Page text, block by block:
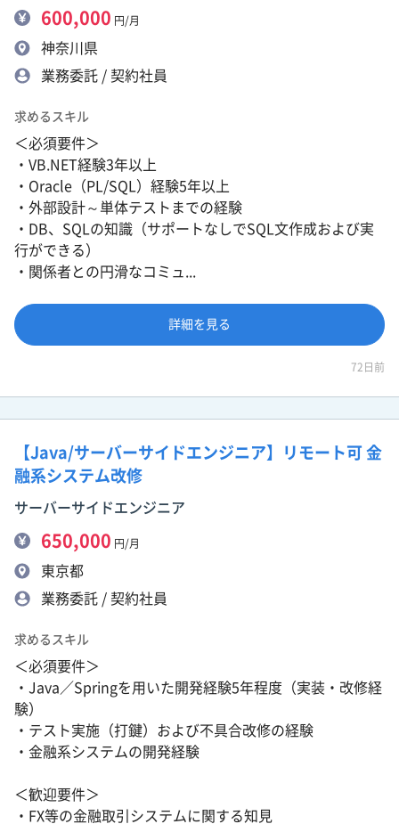
600,000 円/月
神奈川県
業務委託 / 契約社員
求めるスキル
＜必須要件＞
・VB.NET経験3年以上
・Oracle（PL/SQL）経験5年以上
・外部設計～単体テストまでの経験
・DB、SQLの知識（サポートなしでSQL文作成および実
行ができる）
・関係者との円滑なコミュ...
詳細を見る
72日前
【Java/サーバーサイドエンジニア】リモート可 金
融系システム改修
サーバーサイドエンジニア
650,000 円/月
東京都
業務委託 / 契約社員
求めるスキル
＜必須要件＞
・Java／Springを用いた開発経験5年程度（実装・改修経
験）
・テスト実施（打鍵）および不具合改修の経験
・金融系システムの開発経験
＜歓迎要件＞
・FX等の金融取引システムに関する知見